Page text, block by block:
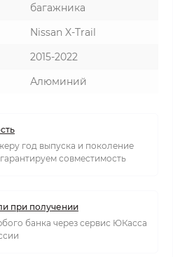
багажника
Nissan X-Trail
2015-2022
Алюминий
год выпуска и поколение
совместимость
при получении
банка через сервис ЮКасса